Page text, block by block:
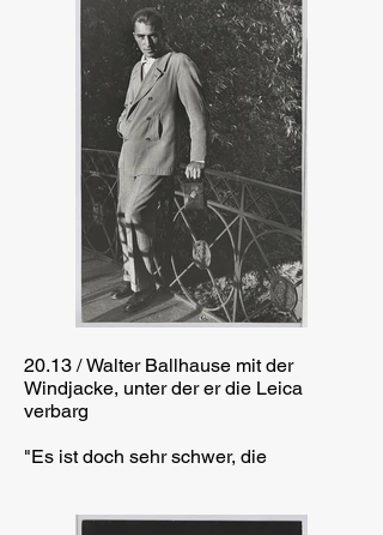
20.13 / Walter Ballhause mit der
Windjacke, unter der er die Leica
verbarg
"Es ist doch sehr schwer, die
Menschen vor der Kamera zu haben